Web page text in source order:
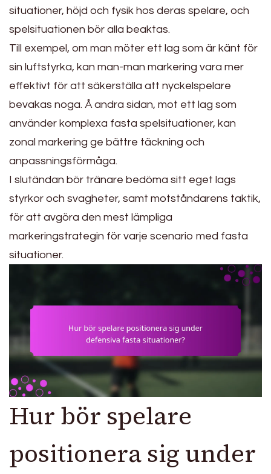
situationer, höjd och fysik hos deras spelare, och
spelsituationen bör alla beaktas.
Till exempel, om man möter ett lag som är känt för
sin luftstyrka, kan man-man markering vara mer
effektivt för att säkerställa att nyckelspelare
bevakas noga. Å andra sidan, mot ett lag som
använder komplexa fasta spelsituationer, kan
zonal markering ge bättre täckning och
anpassningsförmåga.
I slutändan bör tränare bedöma sitt eget lags
styrkor och svagheter, samt motståndarens taktik,
för att avgöra den mest lämpliga
markeringstrategin för varje scenario med fasta
situationer.
Hur bör spelare
positionera sig under